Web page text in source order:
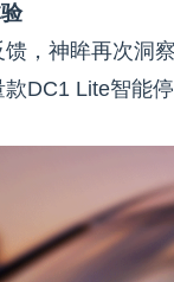
，神眸再次洞
DC1 Lite智能